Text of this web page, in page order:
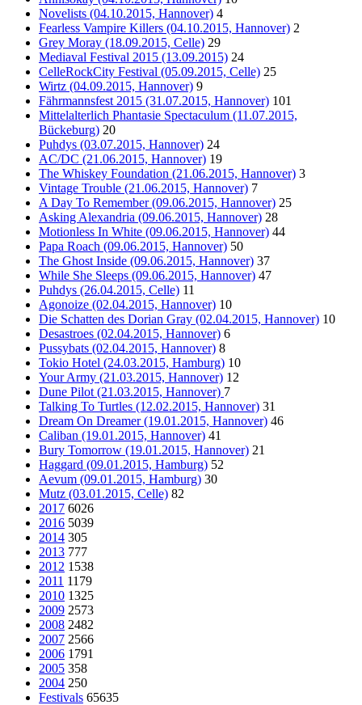
Novelists (04.10.2015, Hannover) 4
Fearless Vampire Killers (04.10.2015, Hannover) 2
Grey Moray (18.09.2015, Celle) 29
Mediaval Festival 2015 (13.09.2015) 24
CelleRockCity Festival (05.09.2015, Celle) 25
Wirtz (04.09.2015, Hannover) 9
Fährmannsfest 2015 (31.07.2015, Hannover) 101
Mittelalterlich Phantasie Spectaculum (11.07.2015,
Bückeburg) 20
Puhdys (03.07.2015, Hannover) 24
AC/DC (21.06.2015, Hannover) 19
The Whiskey Foundation (21.06.2015, Hannover) 3
Vintage Trouble (21.06.2015, Hannover) 7
A Day To Remember (09.06.2015, Hannover) 25
Asking Alexandria (09.06.2015, Hannover) 28
Motionless In White (09.06.2015, Hannover) 44
Papa Roach (09.06.2015, Hannover) 50
The Ghost Inside (09.06.2015, Hannover) 37
While She Sleeps (09.06.2015, Hannover) 47
Puhdys (26.04.2015, Celle) 11
Agonoize (02.04.2015, Hannover) 10
Die Schatten des Dorian Gray (02.04.2015, Hannover) 10
Desastroes (02.04.2015, Hannover) 6
Pussybats (02.04.2015, Hannover) 8
Tokio Hotel (24.03.2015, Hamburg) 10
Your Army (21.03.2015, Hannover) 12
Dune Pilot (21.03.2015, Hannover) 7
Talking To Turtles (12.02.2015, Hannover) 31
Dream On Dreamer (19.01.2015, Hannover) 46
Caliban (19.01.2015, Hannover) 41
Bury Tomorrow (19.01.2015, Hannover) 21
Haggard (09.01.2015, Hamburg) 52
Aevum (09.01.2015, Hamburg) 30
Mutz (03.01.2015, Celle) 82
2017 6026
2016 5039
2014 305
2013 777
2012 1538
2011 1179
2010 1325
2009 2573
2008 2482
2007 2566
2006 1791
2005 358
2004 250
Festivals 65635